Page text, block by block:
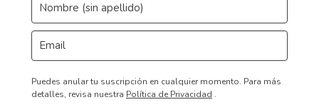
Puedes anular tu suscripción en cualquier momento. Para más
detalles, revisa nuestra Política de Privacidad .